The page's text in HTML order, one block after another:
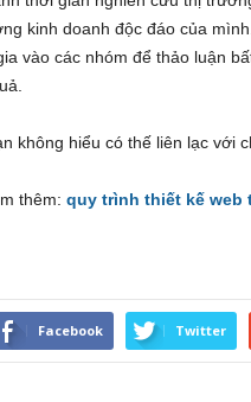
kinh doanh độc đáo của
vào các nhóm để thảo luận
không hiểu có thế liên lạc với
thêm: quy trình thiết kế web
Facebook Twitter